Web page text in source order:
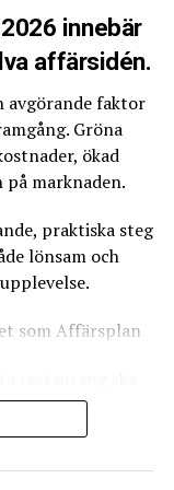
rakt i ryggen (så
Låt istället
(motljus).
fram texturen
i grönsakerna.
mobilens
och får
ut
den är
innebär
affärsidén.
avgörande faktor
Gröna
ökad
marknaden.
praktiska steg
lönsam och
som Affärsplan